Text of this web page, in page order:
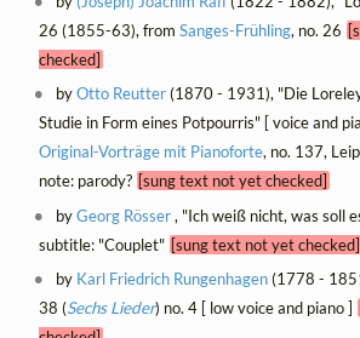
26 (1855-63), from Sanges-Frühling, no. 26
checked]
byOtto Reutter(1870 - 1931), "Die
Studie in Form eines Potpourris" [ voice and
Original-Vorträge mit Pianoforte, no. 137,
note: parody? [sung text not yet checked]
byGeorg Rösser, "Ich weiß nicht, was soll
subtitle: "Couplet" [sung text not yet checked]
by Karl Friedrich Rungenhagen(1778 -
38 (Sechs Lieder) no. 4 [ low voice and piano ]